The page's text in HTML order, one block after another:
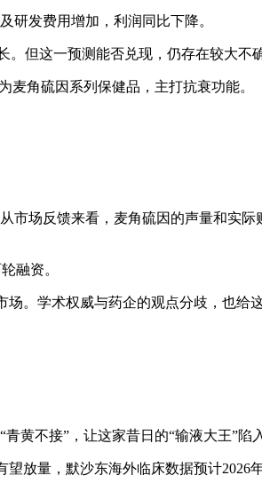
研发费用增加，利润同比下降。
但这一预测能否兑现，仍存在较大不
麦角硫因系列保健品，主打抗衰功能。
市场反馈来看，麦角硫因的声量和实际
融资。
。学术权威与药企的观点分歧，也给
黄不接”，让这家昔日的“输液大王”陷
放量，默沙东海外临床数据预计2026